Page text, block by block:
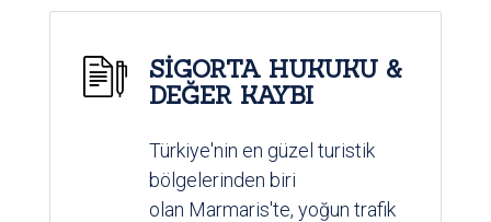
SİGORTA HUKUKU &
DEĞER KAYBI
Türkiye'nin en güzel turistik
bölgelerinden biri
olan Marmaris'te, yoğun trafik